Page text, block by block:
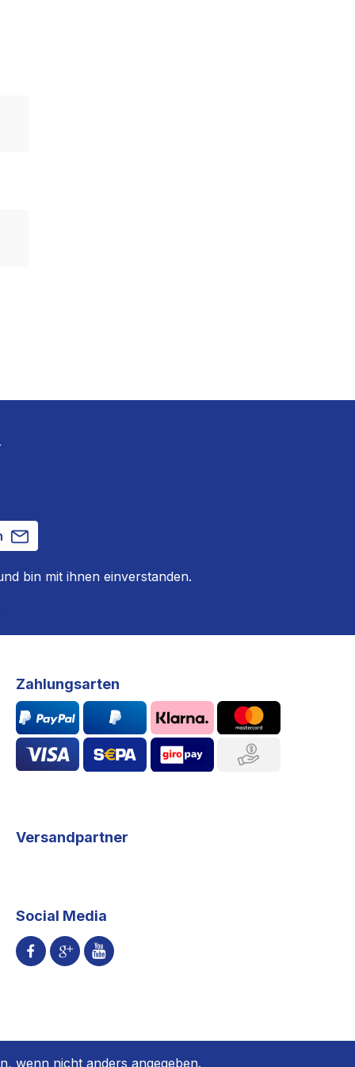
bin mit ihnen einverstanden.
Zahlungsarten
Versandpartner
Social Media
wenn nicht anders angegeben.